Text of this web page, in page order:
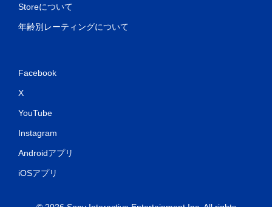
Storeについて
年齢別レーティングについて
Facebook
X
YouTube
Instagram
Androidアプリ
iOSアプリ